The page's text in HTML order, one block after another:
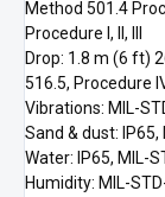
Method 501.4
Procedure I, II, III
Drop: 1.8 m (6 ft)
516.5, Procedure
Vibrations: MIL-
Sand & dust: IP65,
Water: IP65, MIL-
Humidity: MIL-